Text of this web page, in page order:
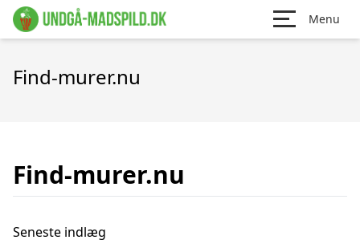
Menu
Find-murer.nu
Find-murer.nu
Seneste indlæg